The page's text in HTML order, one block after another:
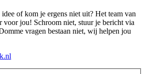
of kom je ergens niet uit? Het team van
voor jou! Schroom niet, stuur je bericht via
vragen bestaan niet, wij helpen jou